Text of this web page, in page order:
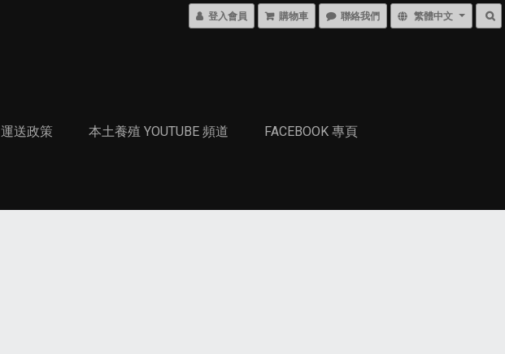
登入會員 購物車 聯絡我們 繁體中文
運送政策 本土養殖 YOUTUBE 頻道 FACEBOOK 專頁